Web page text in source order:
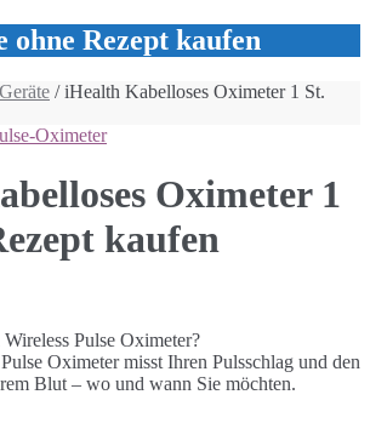
ohne Rezept kaufen
/ iHealth Kabelloses Oximeter 1 St.
Oximeter 1
kaufen
Pulse Oximeter?
Oximeter misst Ihren Pulsschlag und den
Blut – wo und wann Sie möchten.